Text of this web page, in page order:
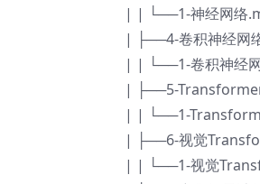
| | └──1-神经网络
| ├──4-卷积神经网
| | └──1-卷积神经
| ├──5-
| | └──1-
| ├──6-视觉
| | └──1-视觉